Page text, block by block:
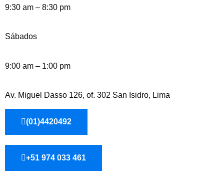
9:30 am – 8:30 pm
Sábados
9:00 am – 1:00 pm
Av. Miguel Dasso 126, of. 302 San Isidro, Lima
(01)4420492
+51 974 033 461